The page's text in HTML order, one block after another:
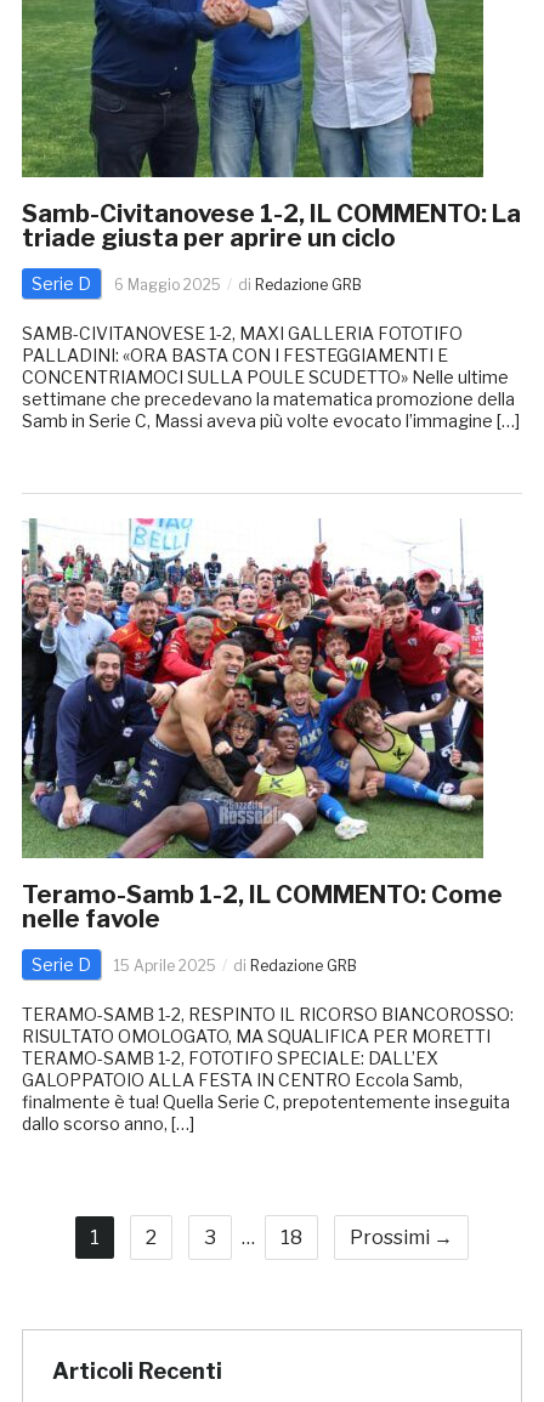
Samb-Civitanovese 1-2, IL COMMENTO: La
triade giusta per aprire un ciclo
Serie D 6 Maggio 2025 di Redazione GRB
SAMB-CIVITANOVESE 1-2, MAXI GALLERIA FOTOTIFO
PALLADINI: «ORA BASTA CON I FESTEGGIAMENTI E
CONCENTRIAMOCI SULLA POULE SCUDETTO» Nelle ultime
settimane che precedevano la matematica promozione della
Samb in Serie C, Massi aveva più volte evocato l’immagine […]
Teramo-Samb 1-2, IL COMMENTO: Come
nelle favole
Serie D 15 Aprile 2025 di Redazione GRB
TERAMO-SAMB 1-2, RESPINTO IL RICORSO BIANCOROSSO:
RISULTATO OMOLOGATO, MA SQUALIFICA PER MORETTI
TERAMO-SAMB 1-2, FOTOTIFO SPECIALE: DALL’EX
GALOPPATOIO ALLA FESTA IN CENTRO Eccola Samb,
finalmente è tua! Quella Serie C, prepotentemente inseguita
dallo scorso anno, […]
1 2 3 … 18 Prossimi →
Articoli Recenti